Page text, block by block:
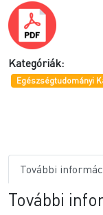
Kategóriák:
Egészségtudományi
További
További